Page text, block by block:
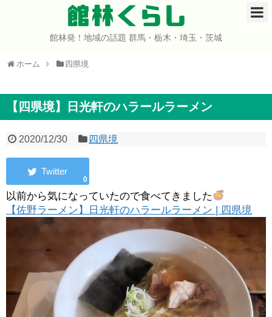
館林くらし
館林発！地域の話題 群馬・栃木・埼玉・茨城
ホーム 四県境
【四県境】日光軒のハラールラーメン
2020/12/30 四県境
0
以前から気になっていたので食べてきました
【佐野ラーメン】日光軒のハラールラーメン | 四県境
ホーム
イベント
グルメ
まとめ
コミュニティ
宇宙よりも遠い場所